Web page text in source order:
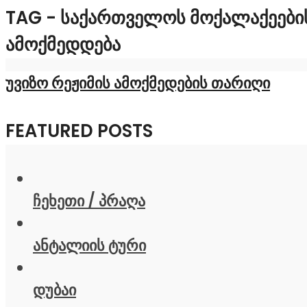
TAG - ᲡᲐᲥᲐᲠᲗᲕᲔᲚᲝᲡ
ᲐᲛᲝᲥᲛᲔᲓᲓᲔᲑᲐ
უვიზო რეჟიმის ამოქმედების თარიღი
FEATURED POSTS
ჩეხეთი / პრაღა
ანტალიის ტური
დუბაი